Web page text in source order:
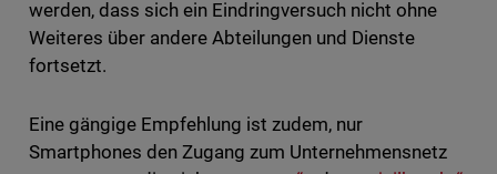
werden, dass sich ein Eindringversuch nicht ohne
Weiteres über andere Abteilungen und Dienste
fortsetzt.
Eine gängige Empfehlung ist zudem, nur
Smartphones den Zugang zum Unternehmensnetz